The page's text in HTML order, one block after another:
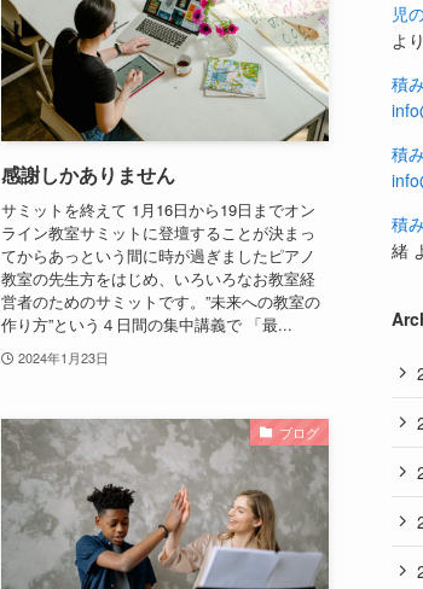
感謝しかありません
サミットを終えて 1月16日から19日までオン
ライン教室サミットに登壇することが決まっ
てからあっという間に時が過ぎましたピアノ
教室の先生方をはじめ、いろいろなお教室経
営者のためのサミットです。”未来への教室の
作り方”という４日間の集中講義で 「最...
2024年1月23日
ブログ
児
より
積
積
積
緒